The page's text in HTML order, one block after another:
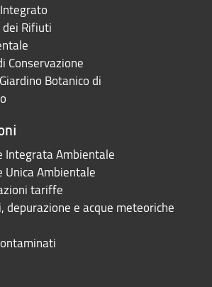
dei Rifiuti
Conservazione
Botanico di
Integrata Ambientale
Unica Ambientale
tariffe
depurazione e acque meteoriche